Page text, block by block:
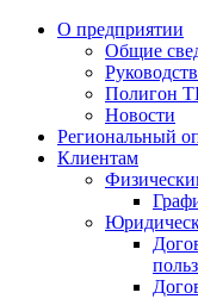
О предприятии
Общие
Полигон
Новости
Региональный
Клиентам